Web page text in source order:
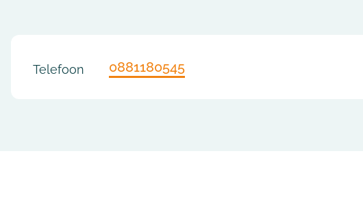
Telefoon 0881180545